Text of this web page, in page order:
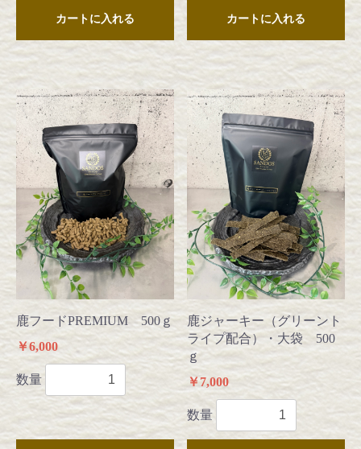
カートに入れる カートに入れる
鹿フードPREMIUM 500ｇ
￥6,000
数量
鹿ジャーキー（グリーント
ライプ配合）・大袋 500
ｇ
￥7,000
数量